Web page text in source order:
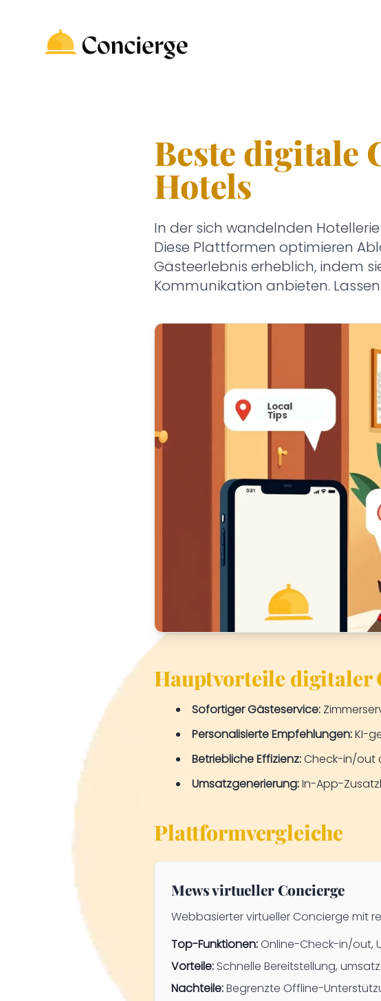
Beste digitale
Hotels
In der sich wandelnden
Diese Plattformen optimieren
Gästeerlebnis erheblich, indem
Kommunikation anbieten.
Hauptvorteile digitaler
Sofortiger Gästeservice:
Personalisierte Empfehlungen:KI-
Betriebliche Effizienz:Check-in/out
Umsatzgenerierung:In-App-
Plattformvergleiche
Mews virtueller Concierge
Webbasierter virtueller Concierge mit
Top-Funktionen:Online-Check-in/out,
Vorteile: Schnelle Bereitstellung,
Nachteile:Begrenzte Offline-